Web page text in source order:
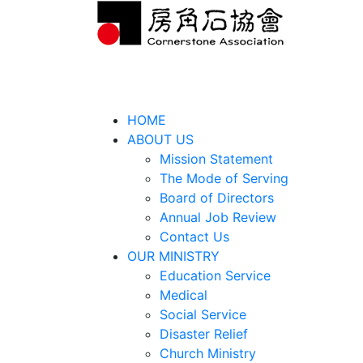
HOME
ABOUT US
Mission Statement
The Mode of Serving
Board of Directors
Annual Job Review
Contact Us
OUR MINISTRY
Education Service
Medical
Social Service
Disaster Relief
Church Ministry